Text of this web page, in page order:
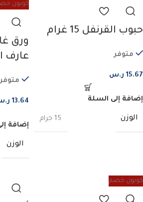
حبوب القرنفل 15 غرام
متوفر
15.67 ر.س
إضافة إلى السلة
الوزن 15 جرام
كوبون
ورق
عارف
13.64
إضافة
الوزن
كوبون خصم